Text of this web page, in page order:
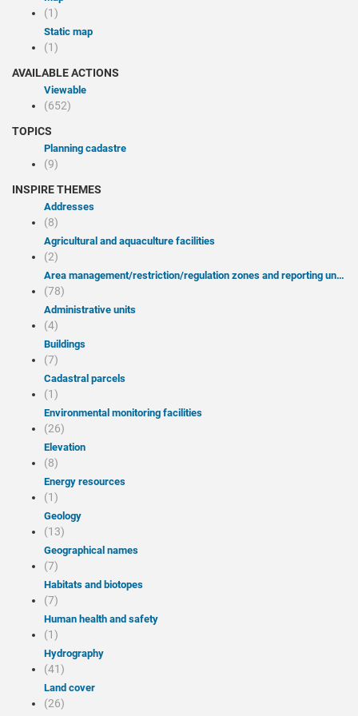
(1)
Static map
(1)
AVAILABLE ACTIONS
Viewable
(652)
TOPICS
Planning cadastre
(9)
INSPIRE THEMES
Addresses
(8)
Agricultural and aquaculture facilities
(2)
Area management/restriction/regulation zones and reporting units
(78)
Administrative units
(4)
Buildings
(7)
Cadastral parcels
(1)
Environmental monitoring facilities
(26)
Elevation
(8)
Energy resources
(1)
Geology
(13)
Geographical names
(7)
Habitats and biotopes
(7)
Human health and safety
(1)
Hydrography
(41)
Land cover
(26)